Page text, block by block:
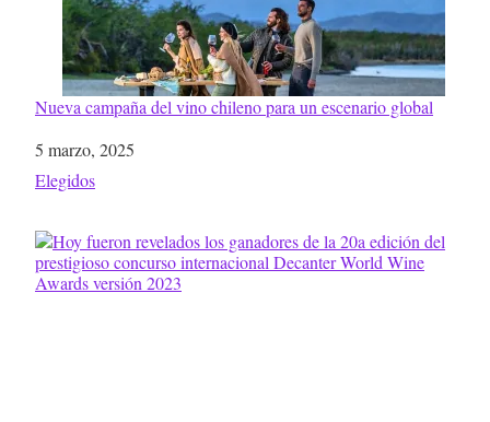
Nueva campaña del vino chileno para un escenario global
Fecha
5 marzo, 2025
Respecto a
Elegidos